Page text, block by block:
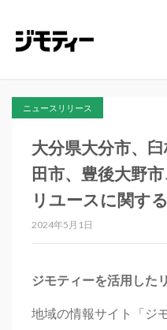
ニュースリリース
大分県大分市、
田市、豊後大野
リユースに関す
2024年5月1日
ジモティーを活用した
地域の情報サイト「ジ